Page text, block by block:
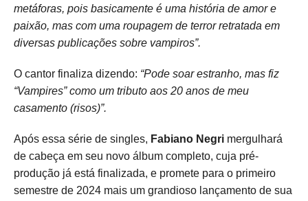
metáforas, pois basicamente é uma história de amor e
paixão, mas com uma roupagem de terror retratada em
diversas publicações sobre vampiros”.
O cantor finaliza dizendo: “Pode soar estranho, mas fiz
“Vampires” como um tributo aos 20 anos de meu
casamento (risos)”.
Após essa série de singles, Fabiano Negri mergulhará
de cabeça em seu novo álbum completo, cuja pré-
produção já está finalizada, e promete para o primeiro
semestre de 2024 mais um grandioso lançamento de sua